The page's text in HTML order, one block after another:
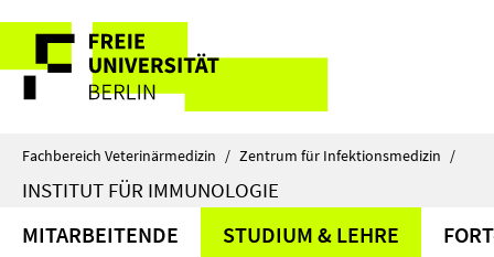
direkt
zu
Inhalt
Service-
Navigation
Fachbereich Veterinärmedizin / Zentrum für Infektionsmedizin /
INSTITUT FÜR IMMUNOLOGIE
MITARBEITENDE STUDIUM & LEHRE